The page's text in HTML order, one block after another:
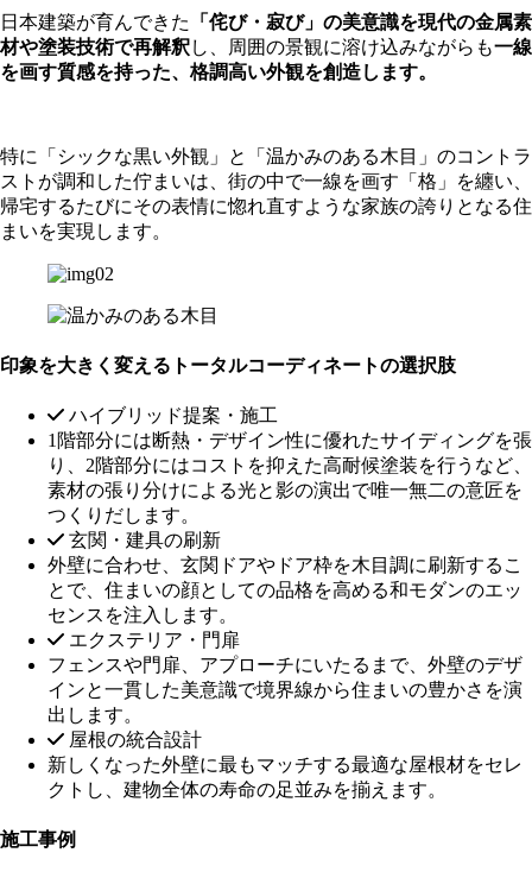
日本建築が育んできた
「侘び・寂び」の美意識を現代の金属素
材や塗装技術で再解釈し、周囲の景観に溶け込みながらも一線
を画す質感を持った、格調高い外観を創造します。
特に「シックな黒い外観」と「温かみのある木目」のコントラ
ストが調和した佇まいは、街の中で一線を画す「格」を纏い、
帰宅するたびにその表情に惚れ直すような家族の誇りとなる住
まいを実現します。
印象を大きく変えるトータルコーディネートの選択肢
ハイブリッド提案・施工
1階部分には断熱・デザイン性に優れたサイディングを張
り、2階部分にはコストを抑えた高耐候塗装を行うなど、
素材の張り分けによる光と影の演出で唯一無二の意匠を
つくりだします。
玄関・建具の刷新
外壁に合わせ、玄関ドアやドア枠を木目調に刷新するこ
とで、住まいの顔としての品格を高める和モダンのエッ
センスを注入します。
エクステリア・門扉
フェンスや門扉、アプローチにいたるまで、外壁のデザ
インと一貫した美意識で境界線から住まいの豊かさを演
出します。
屋根の統合設計
新しくなった外壁に最もマッチする最適な屋根材をセレ
クトし、建物全体の寿命の足並みを揃えます。
施工事例